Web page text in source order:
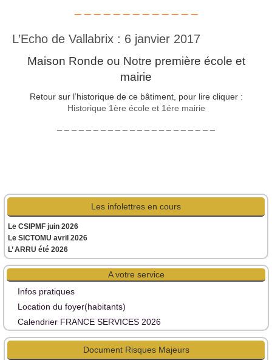
L’Echo de Vallabrix : 6 janvier 2017
Maison Ronde ou Notre première école et
mairie
Retour sur l’historique de ce bâtiment, pour lire cliquer :
Historique 1ère école et 1ére mairie
Les infolettres en cours
Le CSIPMF juin 2026
Le SICTOMU avril 2026
L’ ARRU été 2026
A votre service
Infos pratiques
Location du foyer(habitants)
Calendrier FRANCE SERVICES 2026
Document Risques Majeurs